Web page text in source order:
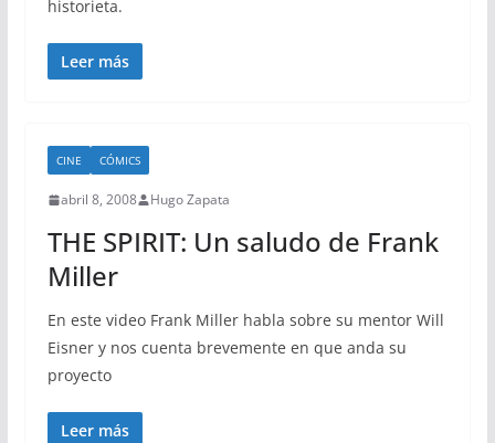
historieta.
Leer más
CINE CÓMICS
abril 8, 2008 Hugo Zapata
THE SPIRIT: Un saludo de Frank
Miller
En este video Frank Miller habla sobre su mentor Will
Eisner y nos cuenta brevemente en que anda su
proyecto
Leer más